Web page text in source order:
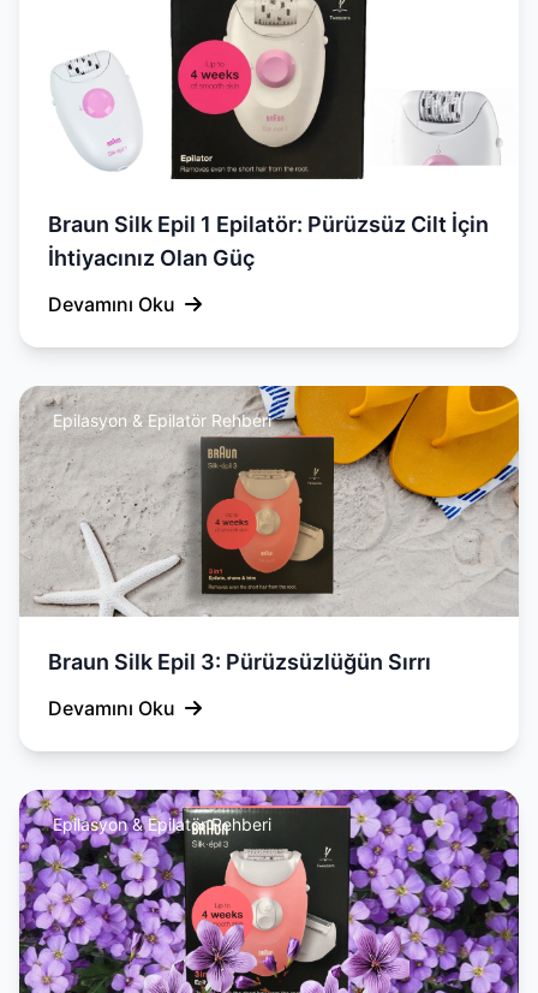
Braun Silk Epil 1 Epilatör: Pürüzsüz Cilt İçin
İhtiyacınız Olan Güç
Devamını Oku
Epilasyon & Epilatör Rehberi
Braun Silk Epil 3: Pürüzsüzlüğün Sırrı
Devamını Oku
Epilasyon & Epilatör Rehberi